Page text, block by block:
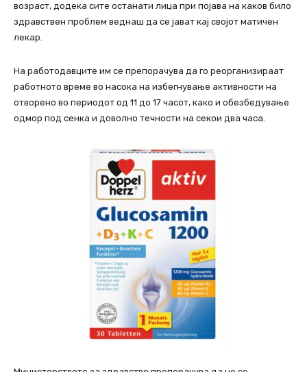
возраст, додека сите останати лица при појава на каков било
здравствен проблем веднаш да се јават кај својот матичен
лекар.
На работодавците им се препорачува да го реорганизираат
работното време во насока на избегнување активности на
отворено во периодот од 11 до 17 часот, како и обезбедување
одмор под сенка и доволно течности на секои два часа.